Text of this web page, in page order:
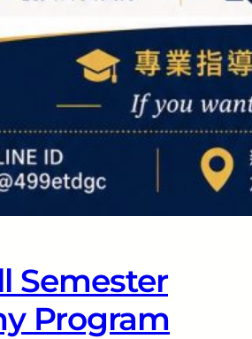
Semester
Program